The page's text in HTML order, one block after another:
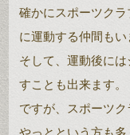
確かにスポーツク
に運動する仲間もい
そして、運動後に
すことも出来ます。
ですが、スポーツ